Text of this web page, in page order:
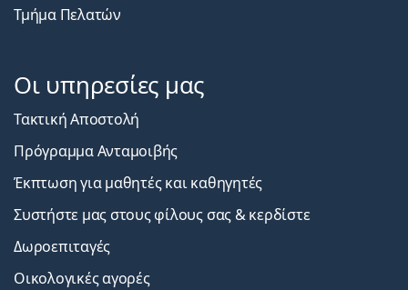
Τμήμα Πελατών
Οι υπηρεσίες μας
Τακτική Αποστολή
Πρόγραμμα Ανταμοιβής
Έκπτωση για μαθητές και καθηγητές
Συστήστε μας στους φίλους σας & κερδίστε
Δωροεπιταγές
Οικολογικές αγορές